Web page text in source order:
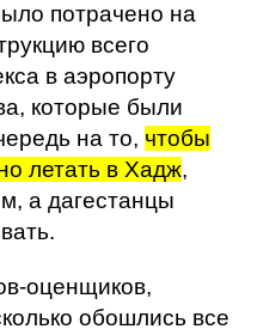
потрачено на
всего
в аэропорту
которые были
на то, чтобы
летать в Хадж,
а дагестанцы
оценщиков,
обошлись все